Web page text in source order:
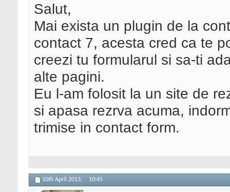
Salut,
Mai exista un plugin de la
contact 7, acesta cred ca te
creezi tu formularul si sa-ti
alte pagini.
Eu l-am folosit la un site de
si apasa rezrva acuma,
trimise in contact form.
10th April 2013, 10:45